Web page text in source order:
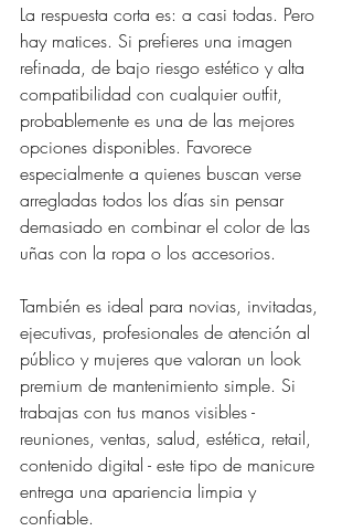
La respuesta corta es: a casi todas. Pero
hay matices. Si prefieres una imagen
refinada, de bajo riesgo estético y alta
compatibilidad con cualquier outfit,
probablemente es una de las mejores
opciones disponibles. Favorece
especialmente a quienes buscan verse
arregladas todos los días sin pensar
demasiado en combinar el color de las
uñas con la ropa o los accesorios.
También es ideal para novias, invitadas,
ejecutivas, profesionales de atención al
público y mujeres que valoran un look
premium de mantenimiento simple. Si
trabajas con tus manos visibles -
reuniones, ventas, salud, estética, retail,
contenido digital - este tipo de manicure
entrega una apariencia limpia y
confiable.